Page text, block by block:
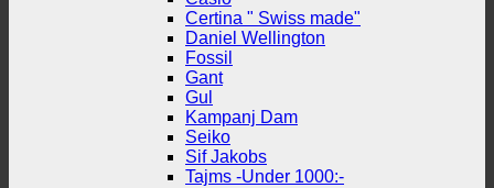
Certina " Swiss made"
Daniel Wellington
Fossil
Gant
Gul
Kampanj Dam
Seiko
Sif Jakobs
Tajms -Under 1000:-